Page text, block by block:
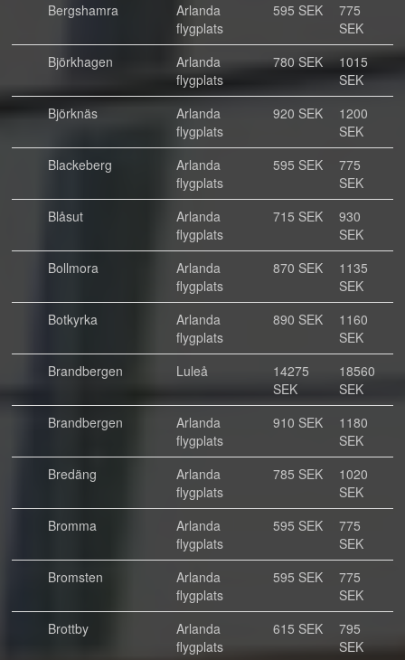
Bergshamra
Arlanda
flygplats
595 SEK
775
SEK
Björkhagen
Arlanda
flygplats
780 SEK
1015
SEK
Björknäs
Arlanda
flygplats
920 SEK
1200
SEK
Blackeberg
Arlanda
flygplats
595 SEK
775
SEK
Blåsut
Arlanda
flygplats
715 SEK
930
SEK
Bollmora
Arlanda
flygplats
870 SEK
1135
SEK
Botkyrka
Arlanda
flygplats
890 SEK
1160
SEK
Brandbergen
Luleå
14275
SEK
18560
SEK
Brandbergen
Arlanda
flygplats
910 SEK
1180
SEK
Bredäng
Arlanda
flygplats
785 SEK
1020
SEK
Bromma
Arlanda
flygplats
595 SEK
775
SEK
Bromsten
Arlanda
flygplats
595 SEK
775
SEK
Brottby
Arlanda
flygplats
615 SEK
795
SEK